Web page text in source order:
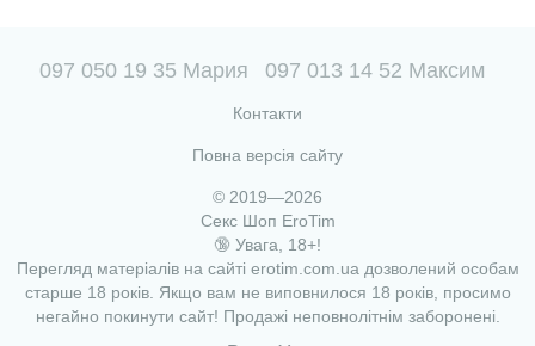
097 050 19 35 Мария 097 013 14 52 Максим
Контакти
Повна версія сайту
© 2019—2026
Секс Шоп EroTim
🔞 Увага, 18+!
Перегляд матеріалів на сайті erotim.com.ua дозволений особам
старше 18 років. Якщо вам не виповнилося 18 років, просимо
негайно покинути сайт! Продажі неповнолітнім заборонені.